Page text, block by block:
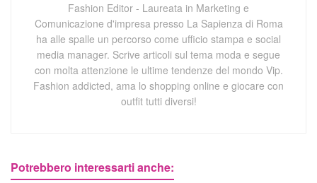
Fashion Editor - Laureata in Marketing e
Comunicazione d'impresa presso La Sapienza di Roma
ha alle spalle un percorso come ufficio stampa e social
media manager. Scrive articoli sul tema moda e segue
con molta attenzione le ultime tendenze del mondo Vip.
Fashion addicted, ama lo shopping online e giocare con
outfit tutti diversi!
Potrebbero interessarti anche: